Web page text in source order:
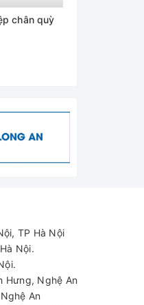
chân quỳ
TP Hà Nội
Nội.
Hưng, Nghệ An
An